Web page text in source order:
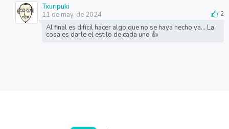
Txuripuki
11 de may. de 2024
2
Al final es difícil hacer algo que no se haya hecho ya... La
cosa es darle el estilo de cada uno 👍